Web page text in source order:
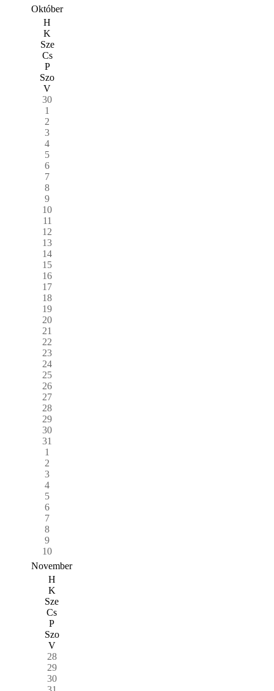
Október
H
K
Sze
Cs
P
Szo
V
30
1
2
3
4
5
6
7
8
9
10
11
12
13
14
15
16
17
18
19
20
21
22
23
24
25
26
27
28
29
30
31
1
2
3
4
5
6
7
8
9
10
November
H
K
Sze
Cs
P
Szo
V
28
29
30